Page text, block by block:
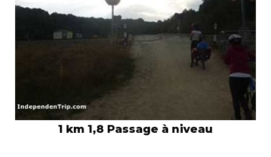
1 km 1,8 Passage à niveau